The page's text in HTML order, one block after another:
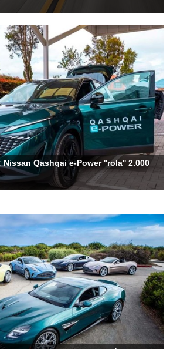
Qashqai e-Power ''rola'' 2.000